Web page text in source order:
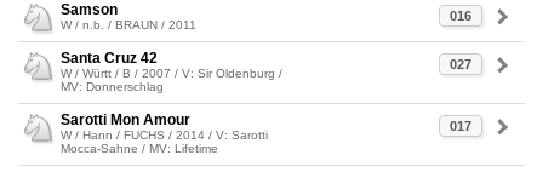
016
Samson
W / n.b. / BRAUN / 2011
027
Santa Cruz 42
W / Württ / B / 2007 / V: Sir Oldenburg /
MV: Donnerschlag
017
Sarotti Mon Amour
W / Hann / FUCHS / 2014 / V: Sarotti
Mocca-Sahne / MV: Lifetime